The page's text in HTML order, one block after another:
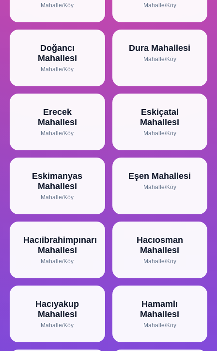
Mahalle/Köy Mahalle/Köy
Doğancı
Mahallesi
Mahalle/Köy
Dura Mahallesi
Mahalle/Köy
Erecek
Mahallesi
Mahalle/Köy
Eskiçatal
Mahallesi
Mahalle/Köy
Eskimanyas
Mahallesi
Mahalle/Köy
Eşen Mahallesi
Mahalle/Köy
Hacıibrahimpınarı
Mahallesi
Mahalle/Köy
Hacıosman
Mahallesi
Mahalle/Köy
Hacıyakup
Mahallesi
Mahalle/Köy
Hamamlı
Mahallesi
Mahalle/Köy